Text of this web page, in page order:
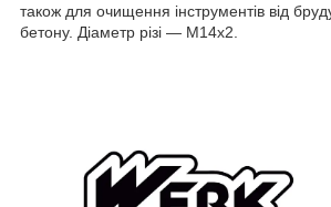
також для очищення інструментів від
бетону. Діаметр різі — М14х2.